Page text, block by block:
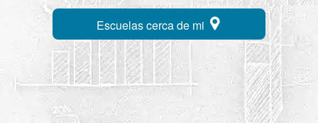
Escuelas cerca de mi